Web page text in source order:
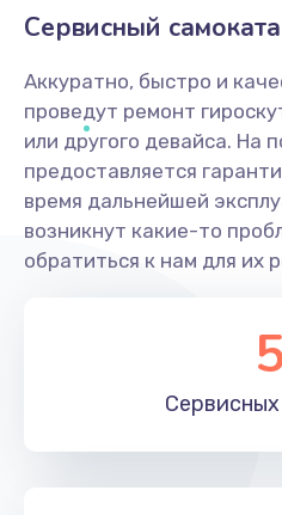
Сервисный
Аккуратно, быстро и
проведут ремонт
или другого девайса. На
предоставляется
время дальнейшей
возникнут какие-то
обратиться к нам для их
5
Сервисных